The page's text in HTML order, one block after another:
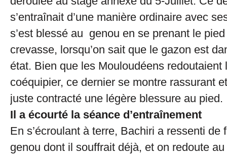
s’entraînait d’une manière ordinaire avec
s’est blessé au genou en se prenant le
crevasse, lorsqu’on sait que le gazon est
état. Bien que les Mouloudéens redoutaient
coéquipier, ce dernier se montre rassurant
juste contracté une légère blessure au pied.
Il a écourté la séance d’entraînement
En s’écroulant à terre, Bachiri a ressenti de
genou dont il souffrait déjà, et on redoute au